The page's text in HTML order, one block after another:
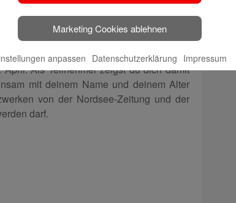
auf unserer Facebook-Seite als
an regenbogen@nordsee-zeitung.de
Als Teilnehmer zeigst du dich damit
mit deinem Name und deinem Alter
von der Nordsee-Zeitung und der
darf.
Marketing Cookies ablehnen
anpassen Datenschutzerklärung Impressum